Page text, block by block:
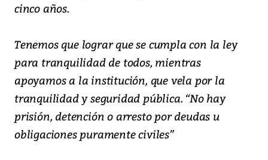
cinco años.
Tenemos que lograr que se cumpla con la ley
para tranquilidad de todos, mientras
apoyamos a la institución, que vela por la
tranquilidad y seguridad pública. “No hay
prisión, detención o arresto por deudas u
obligaciones puramente civiles”